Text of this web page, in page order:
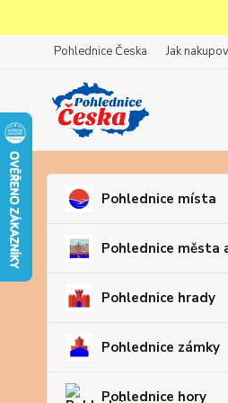
Pohlednice Česka Jak
Pohlednice místa
Pohlednice města
Pohlednice hrady
Pohlednice zámky
Pohlednice hory